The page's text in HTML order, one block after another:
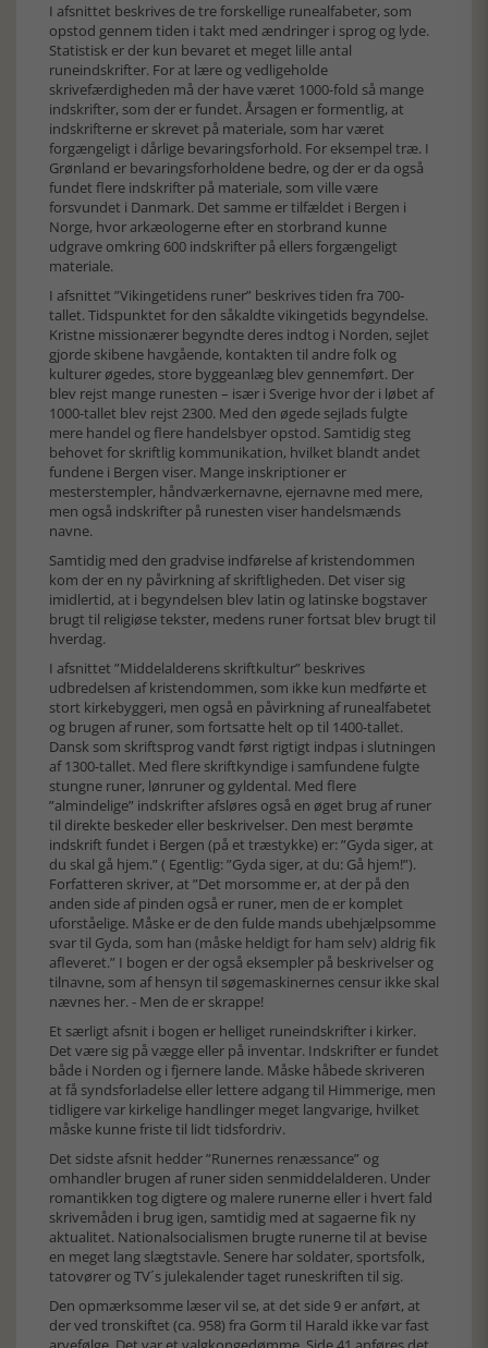
I afsnittet beskrives de tre forskellige runealfabeter, som
opstod gennem tiden i takt med ændringer i sprog og lyde.
Statistisk er der kun bevaret et meget lille antal
runeindskrifter. For at lære og vedligeholde
skrivefærdigheden må der have været 1000-fold så mange
indskrifter, som der er fundet. Årsagen er formentlig, at
indskrifterne er skrevet på materiale, som har været
forgængeligt i dårlige bevaringsforhold. For eksempel træ. I
Grønland er bevaringsforholdene bedre, og der er da også
fundet flere indskrifter på materiale, som ville være
forsvundet i Danmark. Det samme er tilfældet i Bergen i
Norge, hvor arkæologerne efter en storbrand kunne
udgrave omkring 600 indskrifter på ellers forgængeligt
materiale.
I afsnittet ”Vikingetidens runer” beskrives tiden fra 700-
tallet. Tidspunktet for den såkaldte vikingetids begyndelse.
Kristne missionærer begyndte deres indtog i Norden, sejlet
gjorde skibene havgående, kontakten til andre folk og
kulturer øgedes, store byggeanlæg blev gennemført. Der
blev rejst mange runesten – især i Sverige hvor der i løbet af
1000-tallet blev rejst 2300. Med den øgede sejlads fulgte
mere handel og flere handelsbyer opstod. Samtidig steg
behovet for skriftlig kommunikation, hvilket blandt andet
fundene i Bergen viser. Mange inskriptioner er
mesterstempler, håndværkernavne, ejernavne med mere,
men også indskrifter på runesten viser handelsmænds
navne.
Samtidig med den gradvise indførelse af kristendommen
kom der en ny påvirkning af skriftligheden. Det viser sig
imidlertid, at i begyndelsen blev latin og latinske bogstaver
brugt til religiøse tekster, medens runer fortsat blev brugt til
hverdag.
I afsnittet ”Middelalderens skriftkultur” beskrives
udbredelsen af kristendommen, som ikke kun medførte et
stort kirkebyggeri, men også en påvirkning af runealfabetet
og brugen af runer, som fortsatte helt op til 1400-tallet.
Dansk som skriftsprog vandt først rigtigt indpas i slutningen
af 1300-tallet. Med flere skriftkyndige i samfundene fulgte
stungne runer, lønruner og gyldental. Med flere
”almindelige” indskrifter afsløres også en øget brug af runer
til direkte beskeder eller beskrivelser. Den mest berømte
indskrift fundet i Bergen (på et træstykke) er: ”Gyda siger, at
du skal gå hjem.” ( Egentlig: ”Gyda siger, at du: Gå hjem!”).
Forfatteren skriver, at ”Det morsomme er, at der på den
anden side af pinden også er runer, men de er komplet
uforståelige. Måske er de den fulde mands ubehjælpsomme
svar til Gyda, som han (måske heldigt for ham selv) aldrig fik
afleveret.” I bogen er der også eksempler på beskrivelser og
tilnavne, som af hensyn til søgemaskinernes censur ikke skal
nævnes her. - Men de er skrappe!
Et særligt afsnit i bogen er helliget runeindskrifter i kirker.
Det være sig på vægge eller på inventar. Indskrifter er fundet
både i Norden og i fjernere lande. Måske håbede skriveren
at få syndsforladelse eller lettere adgang til Himmerige, men
tidligere var kirkelige handlinger meget langvarige, hvilket
måske kunne friste til lidt tidsfordriv.
Det sidste afsnit hedder ”Runernes renæssance” og
omhandler brugen af runer siden senmiddelalderen. Under
romantikken tog digtere og malere runerne eller i hvert fald
skrivemåden i brug igen, samtidig med at sagaerne fik ny
aktualitet. Nationalsocialismen brugte runerne til at bevise
en meget lang slægtstavle. Senere har soldater, sportsfolk,
tatovører og TV´s julekalender taget runeskriften til sig.
Den opmærksomme læser vil se, at det side 9 er anført, at
der ved tronskiftet (ca. 958) fra Gorm til Harald ikke var fast